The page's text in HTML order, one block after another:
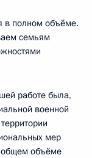
в полном объёме.
семьям
работе была,
военной
мер
общем объёме